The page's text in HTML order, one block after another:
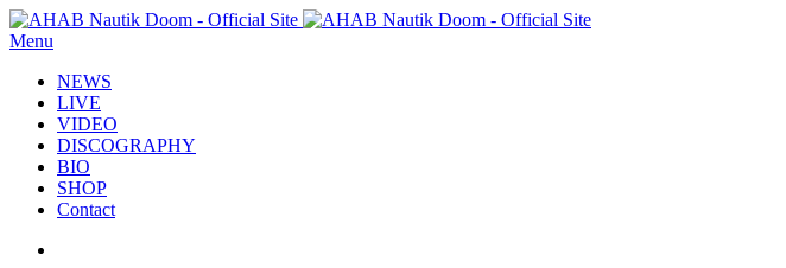
Menu
NEWS
LIVE
VIDEO
DISCOGRAPHY
BIO
SHOP
Contact